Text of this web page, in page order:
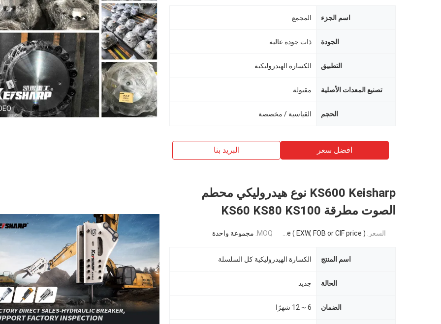
اسم الجزء المجمع
الجودة ذات جودة عالية
التطبيق الكسارة الهيدروليكية
تصنيع المعدات الأصلية مقبولة
الحجم القياسية / مخصصة
افضل سعر البريد بنا
KS600 Keisharp نوع هيدروليكي محطم
الصوت مطرقة KS60 KS80 KS100
السعر: Negotiable ( EXW, FOB or CIF price )
MOQ: مجموعة واحدة
اسم المنتج الكسارة الهيدروليكية كل السلسلة
الحالة جديد
الضمان 6 ~ 12 شهرًا